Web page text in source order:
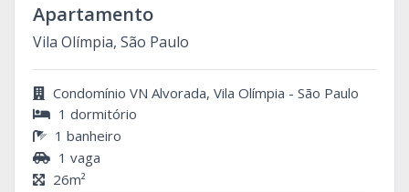
Apartamento
Vila Olímpia, São Paulo
Condomínio VN Alvorada, Vila Olímpia - São Paulo
1 dormitório
1 banheiro
1 vaga
26m²